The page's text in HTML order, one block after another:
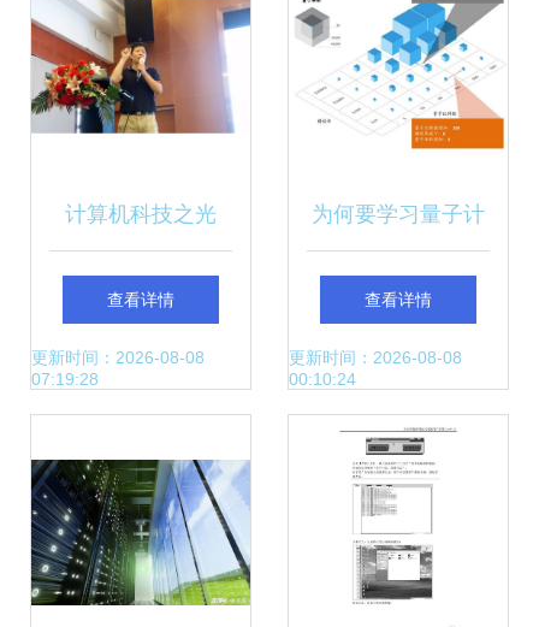
计算机科技之光
——博研金融十班
深圳科技探索之旅
查看详情
更新时间：2026-08-08
07:19:28
为何要学习量子计
算机科技领域的技
术开发
查看详情
更新时间：2026-08-08
00:10:24